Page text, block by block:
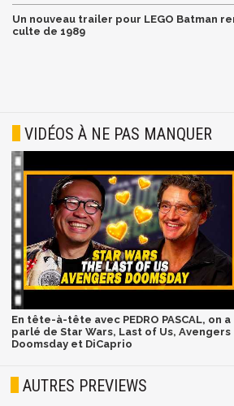
Un nouveau trailer pour LEGO Batman
culte de 1989
VIDÉOS À NE PAS MANQUER
En tête-à-tête avec PEDRO PASCAL, on a
parlé de Star Wars, Last of Us, Avengers
Doomsday et DiCaprio
AUTRES PREVIEWS